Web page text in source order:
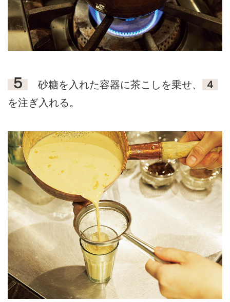
５ 砂糖を入れた容器に茶こしを乗せ、
４
を注ぎ入れる。